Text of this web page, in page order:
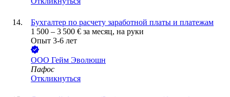
Бухгалтер по расчету заработной платы и платежам
1 500 – 3 500 € за месяц, на руки
Опыт 3-6 лет
ООО Гейм Эволюшн
Пафос
Откликнуться